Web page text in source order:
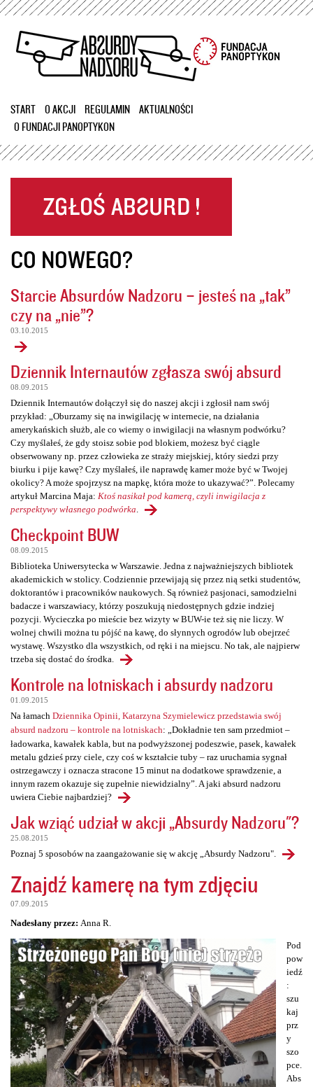
Przejdź
treści
START O AKCJI REGULAMIN
AKTUALNOŚCI
O FUNDACJI PANOPTYKON
CO NOWEGO?
Starcie Absurdów Nadzoru – jesteś na „tak”
czy na „nie”?
03.10.2015
Dziennik Internautów zgłasza swój absurd
08.09.2015
Dziennik Internautów dołączył się do naszej akcji i zgłosił nam swój
przykład: „Oburzamy się na inwigilację w internecie, na działania
amerykańskich służb, ale co wiemy o inwigilacji na własnym podwórku?
Czy myślałeś, że gdy stoisz sobie pod blokiem, możesz być ciągle
obserwowany np. przez człowieka ze straży miejskiej, który siedzi przy
biurku i pije kawę? Czy myślałeś, ile naprawdę kamer może być w Twojej
okolicy? A może spojrzysz na mapkę, która może to ukazywać?”. Polecamy
artykuł Marcina Maja: Ktoś nasikał pod kamerą, czyli inwigilacja z
perspektywy własnego podwórka
Checkpoint BUW
08.09.2015
Biblioteka Uniwersytecka w Warszawie. Jedna z najważniejszych bibliotek
akademickich w stolicy. Codziennie przewijają się przez nią setki studentów,
doktorantów i pracowników naukowych. Są również pasjonaci, samodzielni
badacze i warszawiacy, którzy poszukują niedostępnych gdzie indziej
pozycji. Wycieczka po mieście bez wizyty w BUW-ie też się nie liczy. W
wolnej chwili można tu pójść na kawę, do słynnych ogrodów lub obejrzeć
wystawę. Wszystko dla wszystkich, od ręki i na miejscu. No tak, ale najpierw
trzeba się dostać do środka.
Kontrole na lotniskach i absurdy nadzoru
01.09.2015
Na łamach Dziennika Opinii, Katarzyna Szymielewicz przedstawia swój
absurd nadzoru – kontrole na lotniskach: „Dokładnie ten sam przedmiot –
ładowarka, kawałek kabla, but na podwyższonej podeszwie, pasek, kawałek
metalu gdzieś przy ciele, czy coś w kształcie tuby – raz uruchamia sygnał
ostrzegawczy i oznacza stracone 15 minut na dodatkowe sprawdzenie, a
innym razem okazuje się zupełnie niewidzialny”. A jaki absurd nadzoru
uwiera Ciebie najbardziej?
Jak wziąć udział w akcji „Absurdy Nadzoru"?
25.08.2015
Poznaj 5 sposobów na zaangażowanie się w akcję „Absurdy Nadzoru".
Znajdź kamerę na tym zdjęciu
07.09.2015
Nadesłany przez: Anna R.
Pod
pow
iedź
:
szu
kaj
prz
y
szo
pce.
Abs